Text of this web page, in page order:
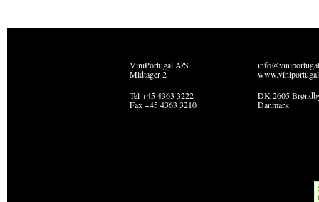
ViniPortugal A/S
Midtager 2
Tel +45 4363 3222
Fax +45 4363 3210
DK-2605
Danmark